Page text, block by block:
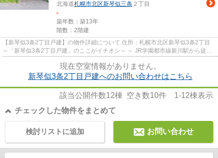
北海道札幌市北区新琴似三条 ２丁目
-
築年数：築13年
階数：2階建
【新琴似3条2丁目戸建】の物件詳細について 住所：札幌市北区新琴似3条2丁目
～「新琴似3条2丁目戸建」のここがイチオシ～ ～ JR学園都市線新川駅から徒歩
現在空室情報がありません。
新琴似3条2丁目戸建へのお問い合わせはこちら
該当公開件数12棟 空き数10件 1-12棟表示
チェックした物件をまとめて
お問い合わせ
検討リストに追加